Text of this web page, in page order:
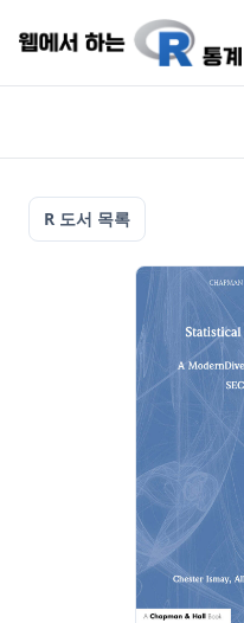
R 도서 목록